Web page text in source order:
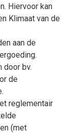
Hiervoor kan
Klimaat van de
aan de
door bv.
de
reglementair
(met